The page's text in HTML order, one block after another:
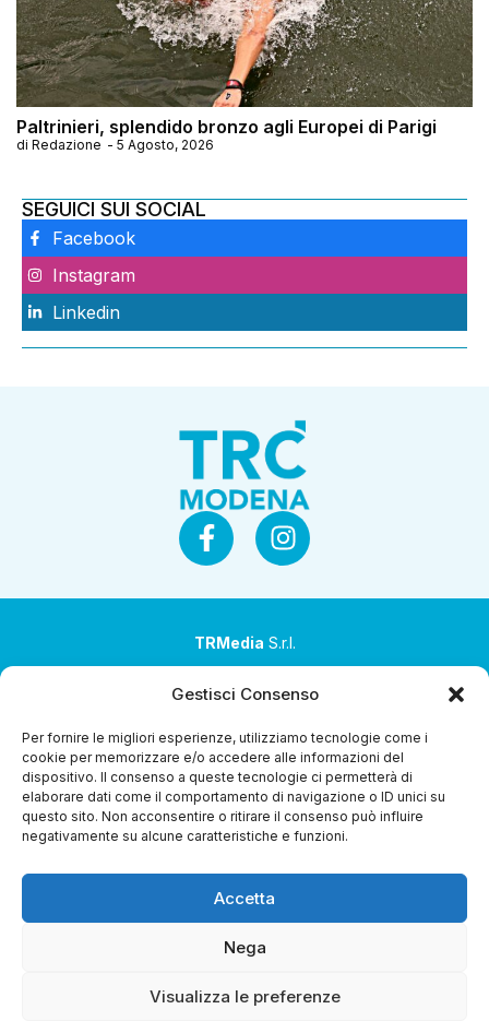
Gestisci Consenso
Per fornire le migliori esperienze, utilizziamo tecnologie come i
cookie per memorizzare e/o accedere alle informazioni del
dispositivo. Il consenso a queste tecnologie ci permetterà di
elaborare dati come il comportamento di navigazione o ID unici su
questo sito. Non acconsentire o ritirare il consenso può influire
negativamente su alcune caratteristiche e funzioni.
Accetta
Nega
Visualizza le preferenze
Paltrinieri, splendido bronzo agli Europei di Parigi
di Redazione - 5 Agosto, 2026
SEGUICI SUI SOCIAL
Facebook
Instagram
Linkedin
TRMedia S.r.l.
coordinamento da parte di Coop Alleanza 3.0 Soc. Coop.
Sede legale: via Ragazzi del ’99 nr. 51 42124 Reggio Emilia
(RE)
P.Iva 00651840365
Home i Programmi Diretta Streaming Guida TV
Chi
Gerenza